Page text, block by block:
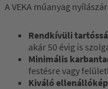
A VEKA műanyag
Rendkívüli
akár 50 évig is
Minimális
festésre vagy
Kiváló